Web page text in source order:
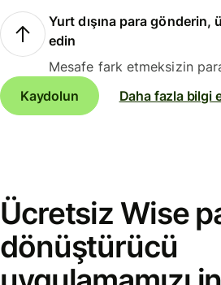
Yurt dışına para
edin
Mesafe fark etmeksizin
Kaydolun
Daha fazla bilgi
Ücretsiz Wise
dönüştürücü